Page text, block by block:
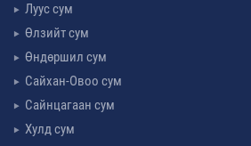
Луус сум
Өлзийт сум
Өндөршил сум
Сайхан-Овоо сум
Сайнцагаан сум
Хулд сум